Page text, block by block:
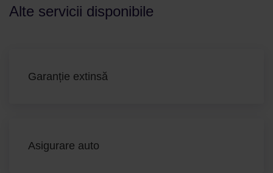
Alte servicii disponibile
Garanție extinsă
Asigurare auto